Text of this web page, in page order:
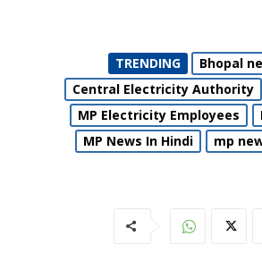
TRENDING
Bhopal
Central Electricity Authority
MP Electricity Employees
MP News In Hindi
mp